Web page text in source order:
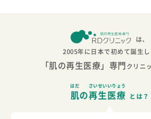
りません。
は、
2005年に日本で初めて誕生し
「肌の再生医療」専門クリニ
肌
はだ
の再生医療
さいせいいりょう
とは？